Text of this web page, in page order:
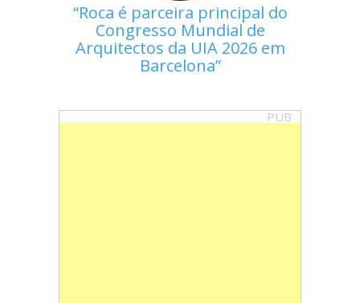
Roca é parceira principal do
Congresso Mundial de
Arquitectos da UIA 2026 em
Barcelona
PUB